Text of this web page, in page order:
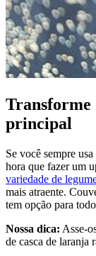
Transforme
principal
Se você sempre
hora que fazer um
variedade de
mais atraente.
tem opção para
Nossa dica: Asse-
de casca de laranja